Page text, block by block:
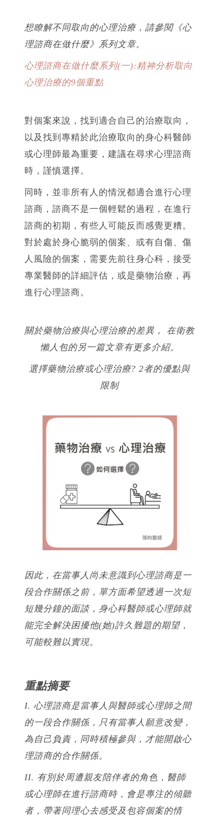
想瞭解不同取向的心理治療，請參閱《心
理諮商在做什麼》系列文章。
心理諮商在做什麼系列(一):精神分析取向
心理治療的9個重點
對個案來說，找到適合自己的治療取向，
以及找到專精於此治療取向的身心科醫師
或心理師最為重要，建議在尋求心理諮商
時，謹慎選擇。
同時，並非所有人的情況都適合進行心理
諮商，諮商不是一個輕鬆的過程，在進行
諮商的初期，有些人可能反而感覺更糟。
對於處於身心脆弱的個案、或有自傷、傷
人風險的個案，需要先前往身心科，接受
專業醫師的詳細評估，或是藥物治療，再
進行心理諮商。
關於藥物治療與心理治療的差異，
在衛教
懶人包的另一篇文章有更多介紹。
選擇藥物治療或心理治療? 2者的優點與
限制
因此，在當事人尚未意識到心理諮商是一
段合作關係之前，單方面希望透過一次短
短幾分鐘的面談，身心科醫師或心理師就
能完全解決困擾他(她)許久難題的期望，
可能較難以實現。
重點摘要
I. 心理諮商是當事人與醫師或心理師之間
的一段合作關係，只有當事人願意改變，
為自己負責，同時積極參與，才能開啟心
理諮商的合作關係。
II. 有別於周遭親友陪伴者的角色，醫師
或心理師在進行諮商時，會是專注的傾聽
者，帶著同理心去感受及包容個案的情